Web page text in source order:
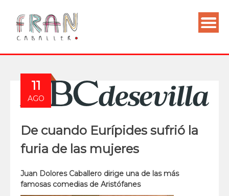
11
AGO
De cuando Eurípides sufrió la
furia de las mujeres
Juan Dolores Caballero dirige una de las más
famosas comedias de Aristófanes